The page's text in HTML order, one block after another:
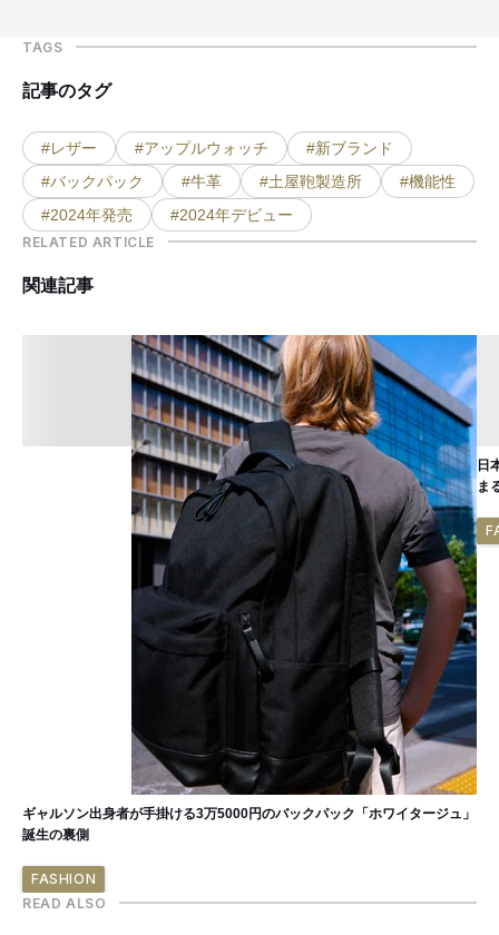
TAGS
記事のタグ
#レザー #アップルウォッチ
#新ブランド
#バックパック
#牛革 #土屋鞄製造所
#機能性
#2024年発売
#2024年デビュー
RELATED ARTICLE
関連記事
ギャルソン出身者が手掛ける3万5000円のバックパック「ホワイタージュ」
誕生の裏側
FASHION
日
ま
READ ALSO